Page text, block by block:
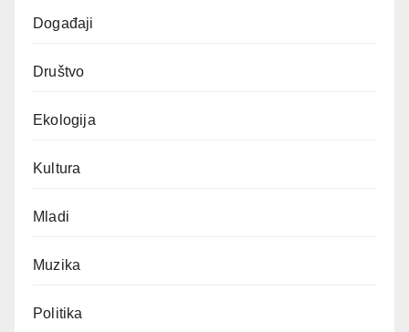
Događaji
Društvo
Ekologija
Kultura
Mladi
Muzika
Politika